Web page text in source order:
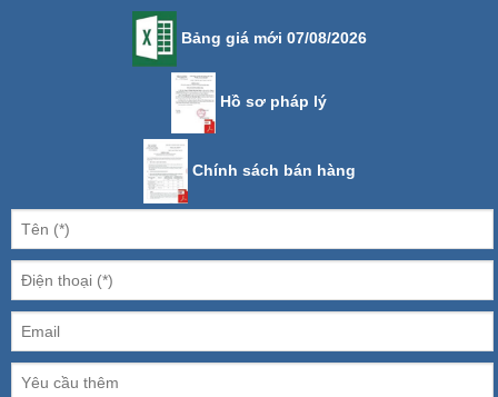
Bảng giá mới 07/08/2026
Hồ sơ pháp lý
Chính sách bán hàng